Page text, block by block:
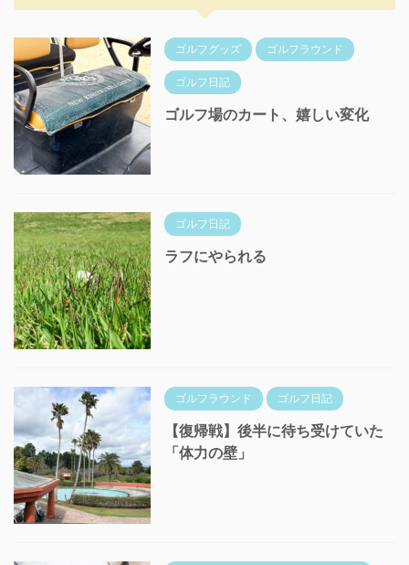
ゴルフグッズ ゴルフラウンド
ゴルフ日記
ゴルフ場のカート、嬉しい変化
ゴルフ日記
ラフにやられる
ゴルフラウンド ゴルフ日記
【復帰戦】後半に待ち受けていた
「体力の壁」